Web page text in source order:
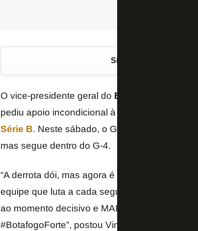
Siga o FogãoNET
O vice-presidente geral do Botafogo
pediu apoio incondicional à torcida alvinegra
Série B. Neste sábado, o Glorioso
mas segue dentro do G-4.
“A derrota dói, mas agora é a hora da
equipe que luta a cada segundo. Estamos na
ao momento decisivo e MAIS OU MENOS
#BotafogoForte”, postou Vinicius no